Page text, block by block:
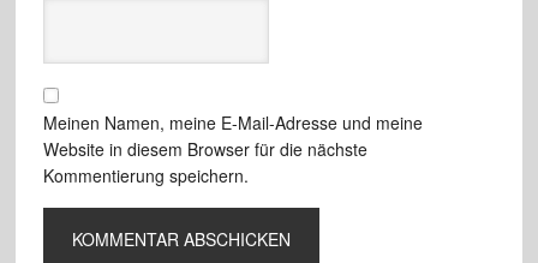
Meinen Namen, meine E-Mail-Adresse und meine
Website in diesem Browser für die nächste
Kommentierung speichern.